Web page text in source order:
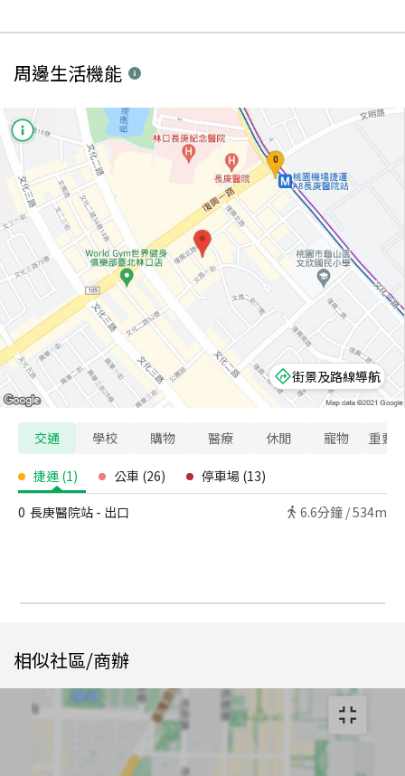
周邊生活機能
街景及路線導航
交通 學校 購物 醫療 休閒 寵物 重要
捷運 (1) 公車 (26) 停車場 (13)
0 長庚醫院站 - 出口 6.6分鐘 /534m
相似社區/商辦